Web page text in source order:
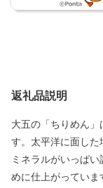
返礼品説明
大五の「ちりめん」
す。太平洋に面し
ミネラルがいっぱ
めに仕上がっていま